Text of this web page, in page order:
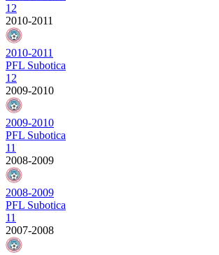
12
2010-2011
2010-2011
PFL Subotica
12
2009-2010
2009-2010
PFL Subotica
11
2008-2009
2008-2009
PFL Subotica
11
2007-2008